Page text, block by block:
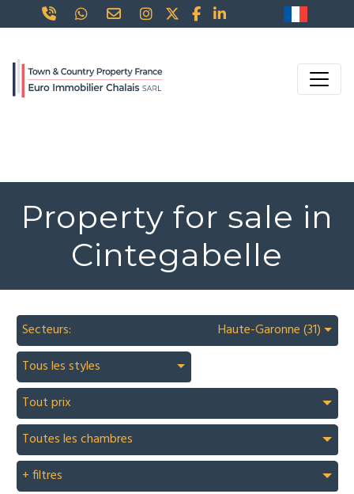
Property for sale in
Cintegabelle
Secteurs:
Haute-Garonne (31)
Tous les styles
Tout prix
Toutes les chambres
+ filtres